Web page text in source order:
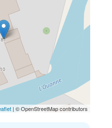
| © OpenStreetMap contributors